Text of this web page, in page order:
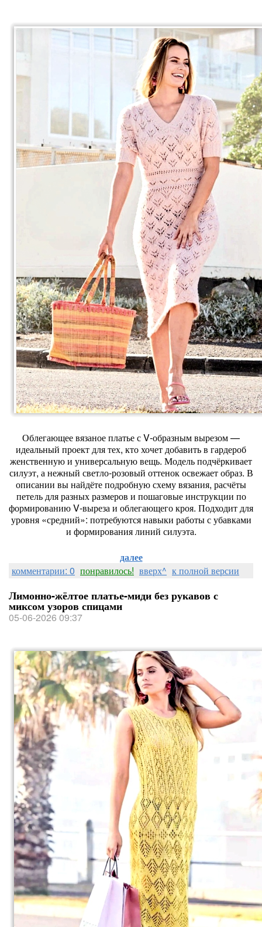
Облегающее вязаное платье с V‑образным вырезом —
идеальный проект для тех, кто хочет добавить в гардероб
женственную и универсальную вещь. Модель подчёркивает
силуэт, а нежный светло‑розовый оттенок освежает образ. В
описании вы найдёте подробную схему вязания, расчёты
петель для разных размеров и пошаговые инструкции по
формированию V‑выреза и облегающего кроя. Подходит для
уровня «средний»: потребуются навыки работы с убавками
и формирования линий силуэта.
далее
комментарии: 0 понравилось! вверх^ к полной версии
Лимонно-жёлтое платье-миди без рукавов с
миксом узоров спицами
05-06-2026 09:37